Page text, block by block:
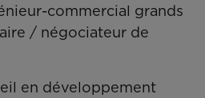
commercial grands
/ négociateur de
en développement